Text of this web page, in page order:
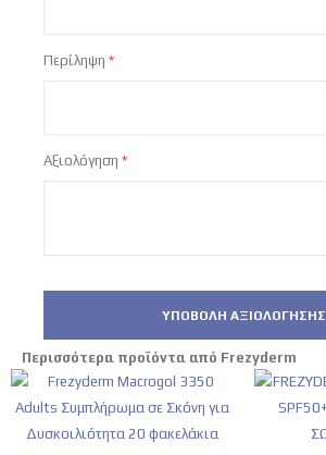
Περίληψη
Αξιολόγηση
ΥΠΟΒΟΛΉ ΑΞΙΟΛΌΓΗΣΗΣ
Περισσότερα προϊόντα από Frezyderm